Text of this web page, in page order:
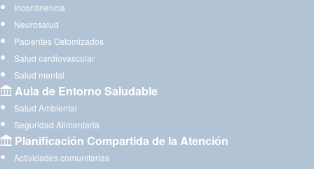
Incontinencia
Neurosalud
Pacientes Ostomizados
Salud cardiovascular
Salud mental
Aula de Entorno Saludable
Salud Ambiental
Seguridad Alimentaria
Planificación Compartida de la Atención
Actividades comunitarias